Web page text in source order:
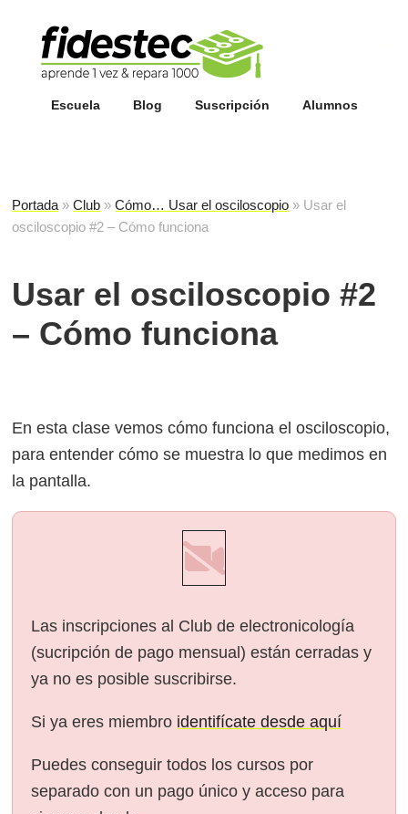
Escuela Blog Suscripción Alumnos
Portada »Club »Cómo… Usar el osciloscopio » Usar el
osciloscopio #2 – Cómo funciona
Usar el osciloscopio #2
– Cómo funciona
En esta clase vemos cómo funciona el osciloscopio,
para entender cómo se muestra lo que medimos en
la pantalla.
Las inscripciones al Club de electronicología
(sucripción de pago mensual) están cerradas y
ya no es posible suscribirse.
Si ya eres miembro identifícate desde aquí
Puedes conseguir todos los cursos por
separado con un pago único y acceso para